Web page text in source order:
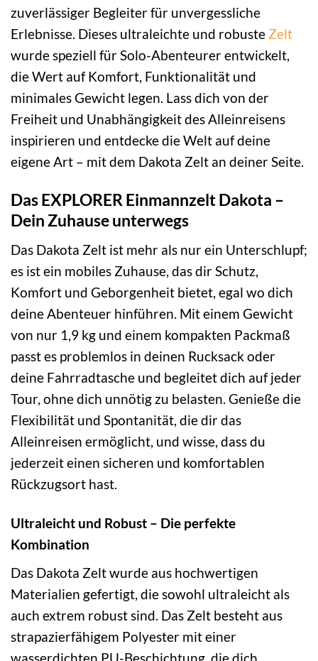
zuverlässiger Begleiter für unvergessliche
Erlebnisse. Dieses ultraleichte und robuste Zelt
wurde speziell für Solo-Abenteurer entwickelt,
die Wert auf Komfort, Funktionalität und
minimales Gewicht legen. Lass dich von der
Freiheit und Unabhängigkeit des Alleinreisens
inspirieren und entdecke die Welt auf deine
eigene Art – mit dem Dakota Zelt an deiner Seite.
Das EXPLORER Einmannzelt Dakota –
Dein Zuhause unterwegs
Das Dakota Zelt ist mehr als nur ein Unterschlupf;
es ist ein mobiles Zuhause, das dir Schutz,
Komfort und Geborgenheit bietet, egal wo dich
deine Abenteuer hinführen. Mit einem Gewicht
von nur 1,9 kg und einem kompakten Packmaß
passt es problemlos in deinen Rucksack oder
deine Fahrradtasche und begleitet dich auf jeder
Tour, ohne dich unnötig zu belasten. Genieße die
Flexibilität und Spontanität, die dir das
Alleinreisen ermöglicht, und wisse, dass du
jederzeit einen sicheren und komfortablen
Rückzugsort hast.
Ultraleicht und Robust – Die perfekte
Kombination
Das Dakota Zelt wurde aus hochwertigen
Materialien gefertigt, die sowohl ultraleicht als
auch extrem robust sind. Das Zelt besteht aus
strapazierfähigem Polyester mit einer
wasserdichten PU-Beschichtung, die dich